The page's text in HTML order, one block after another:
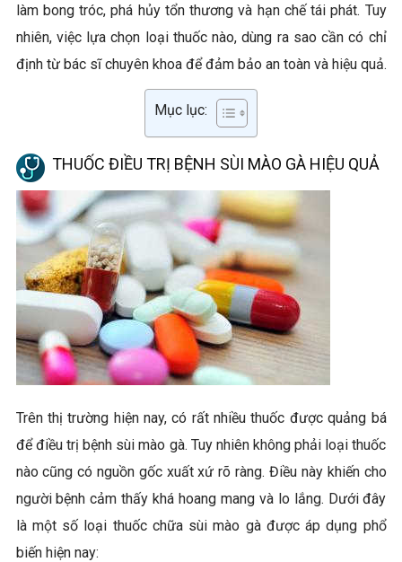
làm bong tróc, phá hủy tổn thương và hạn chế tái phát. Tuy
nhiên, việc lựa chọn loại thuốc nào, dùng ra sao cần có chỉ
định từ bác sĩ chuyên khoa để đảm bảo an toàn và hiệu quả.
Mục lục:
THUỐC ĐIỀU TRỊ BỆNH SÙI MÀO GÀ HIỆU QUẢ
Trên thị trường hiện nay, có rất nhiều thuốc được quảng bá
để điều trị bệnh sùi mào gà. Tuy nhiên không phải loại thuốc
nào cũng có nguồn gốc xuất xứ rõ ràng. Điều này khiến cho
người bệnh cảm thấy khá hoang mang và lo lắng. Dưới đây
là một số loại thuốc chữa sùi mào gà được áp dụng phổ
biến hiện nay: